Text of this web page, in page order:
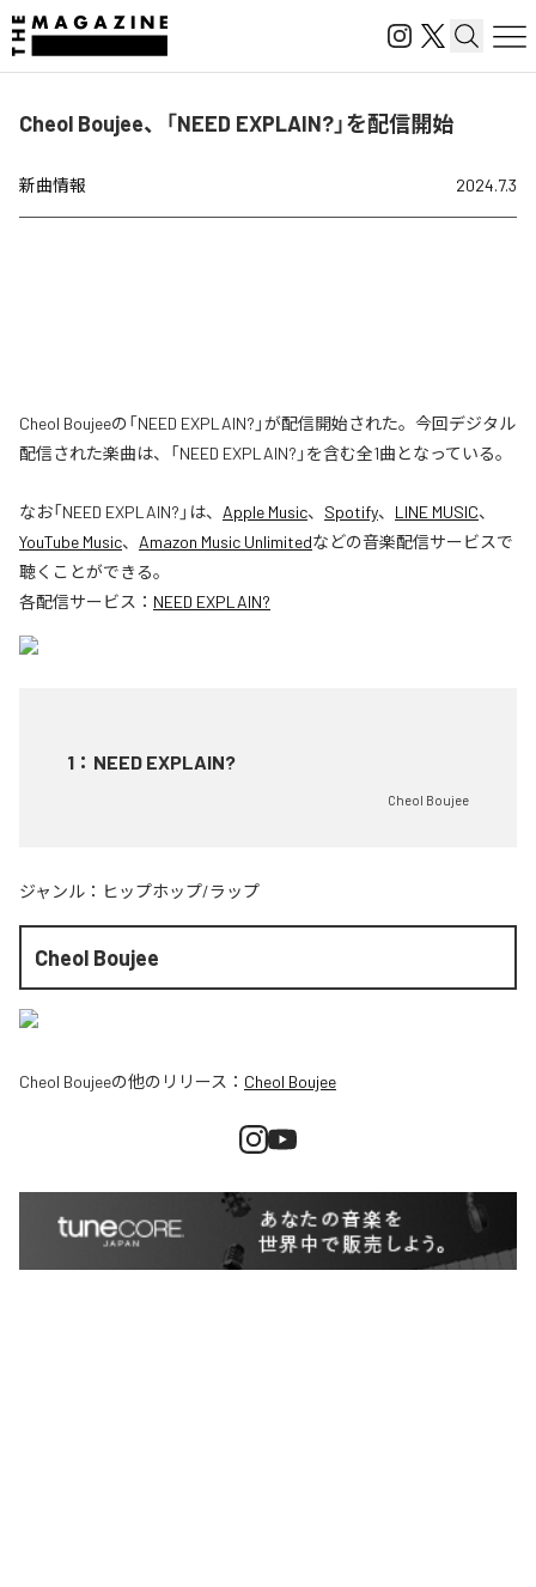
Cheol Boujee、「NEED EXPLAIN?」を配信開始
新曲情報 2024.7.3
Cheol Boujeeの「NEED EXPLAIN?」が配信開始された。今回デジタル
配信された楽曲は、「NEED EXPLAIN?」を含む全1曲となっている。
なお「NEED EXPLAIN? 」は、 Apple Music、 Spotify、 LINE MUSIC、
YouTube Music、 Amazon Music Unlimitedなどの音楽配信サービスで
聴くことができる。
各配信サービス： NEED EXPLAIN?
1 ： NEED EXPLAIN?
Cheol Boujee
ジャンル： ヒップホップ/ラップ
Cheol Boujee
Cheol Boujeeの他のリリース： Cheol Boujee